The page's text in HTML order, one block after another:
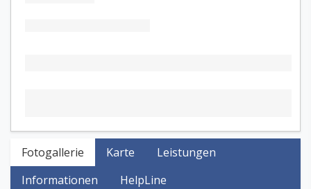
Fotogallerie Karte
Leistungen
Informationen
HelpLine